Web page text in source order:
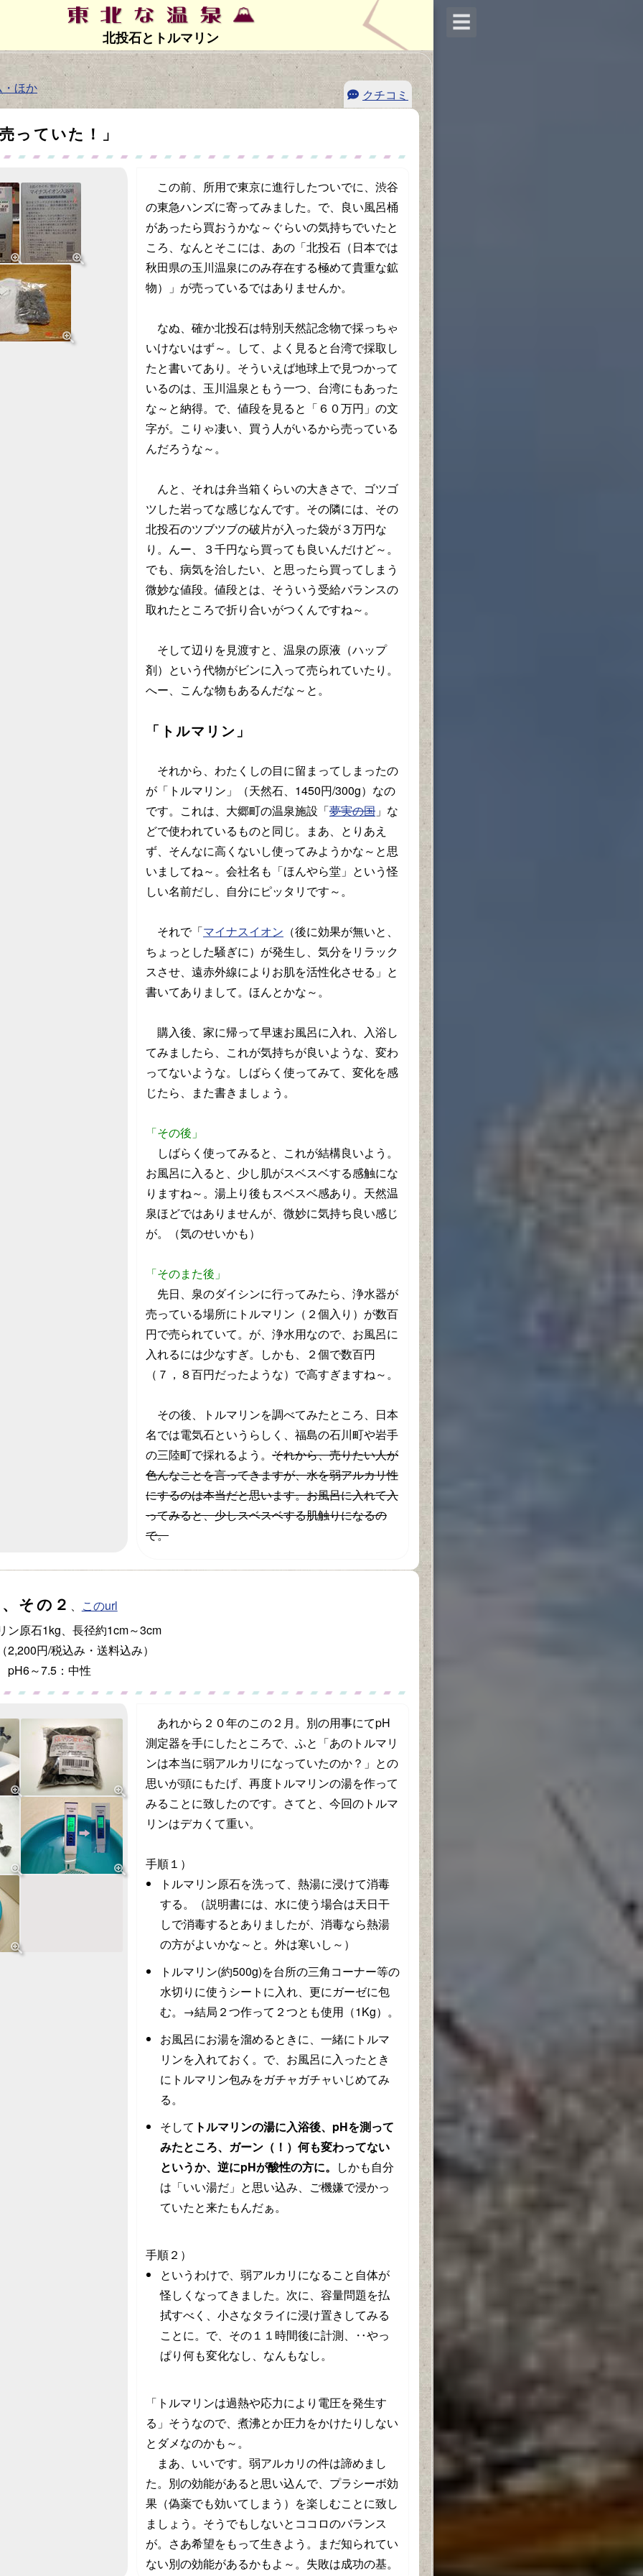
北投石とトルマリン
ほか クチコミ
っていた！」
この前、所用で東京に進行したついでに、渋谷
の東急ハンズに寄ってみました。で、良い風呂桶
があったら買おうかな～ぐらいの気持ちでいたと
ころ、なんとそこには、あの「北投石（日本では
秋田県の玉川温泉にのみ存在する極めて貴重な鉱
物）」が売っているではありませんか。
なぬ、確か北投石は特別天然記念物で採っちゃ
いけないはず～。して、よく見ると台湾で採取し
たと書いてあり。そういえば地球上で見つかって
いるのは、玉川温泉ともう一つ、台湾にもあった
な～と納得。で、値段を見ると「６０万円」の文
字が。こりゃ凄い、買う人がいるから売っている
んだろうな～。
んと、それは弁当箱くらいの大きさで、ゴツゴ
ツした岩ってな感じなんです。その隣には、その
北投石のツブツブの破片が入った袋が３万円な
り。んー、３千円なら買っても良いんだけど～。
でも、病気を治したい、と思ったら買ってしまう
微妙な値段。値段とは、そういう受給バランスの
取れたところで折り合いがつくんですね～。
そして辺りを見渡すと、温泉の原液（ハップ
剤）という代物がビンに入って売られていたり。
へー、こんな物もあるんだな～と。
「トルマリン」
それから、わたくしの目に留まってしまったの
が「トルマリン」（天然石、1450円/300g）なの
です。これは、大郷町の温泉施設「夢実の国 」な
どで使われているものと同じ。まあ、とりあえ
ず、そんなに高くないし使ってみようかな～と思
いましてね～。会社名も「ほんやら堂」という怪
しい名前だし、自分にピッタリです～。
それで「マイナスイオン （後に効果が無いと、
ちょっとした騒ぎに）が発生し、気分をリラック
スさせ、遠赤外線によりお肌を活性化させる」と
書いてありまして。ほんとかな～。
購入後、家に帰って早速お風呂に入れ、入浴し
てみましたら、これが気持ちが良いような、変わ
ってないような。しばらく使ってみて、変化を感
じたら、また書きましょう。
「その後」
しばらく使ってみると、これが結構良いよう。
お風呂に入ると、少し肌がスベスベする感触にな
りますね～。湯上り後もスベスベ感あり。天然温
泉ほどではありませんが、微妙に気持ち良い感じ
が。（気のせいかも）
「そのまた後」
先日、泉のダイシンに行ってみたら、浄水器が
売っている場所にトルマリン（２個入り）が数百
円で売られていて。が、浄水用なので、お風呂に
入れるには少なすぎ。しかも、２個で数百円
（７，８百円だったような）で高すぎますね～。
その後、トルマリンを調べてみたところ、日本
名では電気石というらしく、福島の石川町や岩手
の三陸町で採れるよう。 それから、売りたい人が
色んなことを言ってきますが、水を弱アルカリ性
にするのは本当だと思います。お風呂に入れて入
ってみると、少しスベスベする肌触りになるの
で。
その２ 、 このurl
ン原石1kg、長径約1cm～3cm
2,200円/税込み・送料込み）
pH6～7.5：中性
あれから２０年のこの２月。別の用事にてpH
測定器を手にしたところで、ふと「あのトルマリ
ンは本当に弱アルカリになっていたのか？」との
思いが頭にもたげ、再度トルマリンの湯を作って
みることに致したのです。さてと、今回のトルマ
リンはデカくて重い。
手順１）
トルマリン原石を洗って、熱湯に浸けて消毒
する。（説明書には、水に使う場合は天日干
しで消毒するとありましたが、消毒なら熱湯
の方がよいかな～と。外は寒いし～）
トルマリン(約500g)を台所の三角コーナー等の
水切りに使うシートに入れ、更にガーゼに包
む。→結局２つ作って２つとも使用（1Kg）。
お風呂にお湯を溜めるときに、一緒にトルマ
リンを入れておく。で、お風呂に入ったとき
にトルマリン包みをガチャガチャいじめてみ
る。
そして トルマリンの湯に入浴後、pHを測って
みたところ、ガーン（！）何も変わってない
というか、逆にpHが酸性の方に。 しかも自分
は「いい湯だ」と思い込み、ご機嫌で浸かっ
ていたと来たもんだぁ。
手順２）
というわけで、弱アルカリになること自体が
怪しくなってきました。次に、容量問題を払
拭すべく、小さなタライに浸け置きしてみる
ことに。で、その１１時間後に計測、‥やっ
ぱり何も変化なし、なんもなし。
「トルマリンは過熱や応力により電圧を発生す
る」そうなので、煮沸とか圧力をかけたりしない
とダメなのかも～。
まあ、いいです。弱アルカリの件は諦めまし
た。別の効能があると思い込んで、プラシーボ効
果（偽薬でも効いてしまう）を楽しむことに致し
ましょう。そうでもしないとココロのバランス
が。さあ希望をもって生きよう。まだ知られてい
ない別の効能があるかもよ～。失敗は成功の基。
☰